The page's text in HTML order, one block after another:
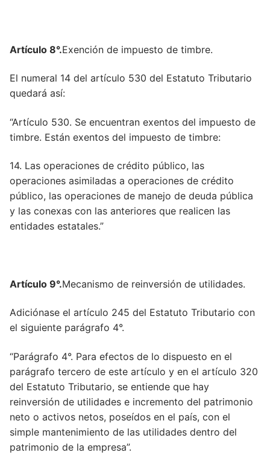
Artículo 468
Artículo 471
Artículo 471
Artículo 68
Artículo 71
Artículo 72
Artículo 6
Artículo 8°.Exención de impuesto de timbre.
El numeral 14 del artículo 530 del Estatuto Tributario
quedará así:
“Artículo 530. Se encuentran exentos del impuesto de
timbre. Están exentos del impuesto de timbre:
14. Las operaciones de crédito público, las
operaciones asimiladas a operaciones de crédito
público, las operaciones de manejo de deuda pública
y las conexas con las anteriores que realicen las
entidades estatales.”
Artículo 9°.Mecanismo de reinversión de utilidades.
Adiciónase el artículo 245 del Estatuto Tributario con
el siguiente parágrafo 4°.
“Parágrafo 4°. Para efectos de lo dispuesto en el
parágrafo tercero de este artículo y en el artículo 320
del Estatuto Tributario, se entiende que hay
reinversión de utilidades e incremento del patrimonio
neto o activos netos, poseídos en el país, con el
simple mantenimiento de las utilidades dentro del
patrimonio de la empresa”.